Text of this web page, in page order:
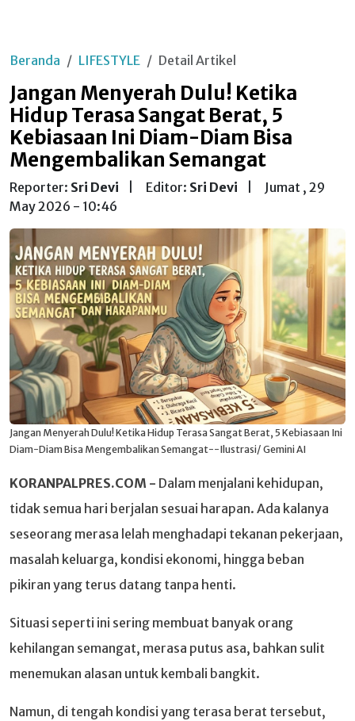
Beranda LIFESTYLE Detail Artikel
Jangan Menyerah Dulu! Ketika
Hidup Terasa Sangat Berat, 5
Kebiasaan Ini Diam-Diam Bisa
Mengembalikan Semangat
Reporter: Sri Devi Editor: Sri Devi
Jumat , 29
May 2026 - 10:46
Jangan Menyerah Dulu! Ketika Hidup Terasa Sangat Berat, 5 Kebiasaan Ini
Diam-Diam Bisa Mengembalikan Semangat--Ilustrasi/ Gemini AI
KORANPALPRES.COM - Dalam menjalani kehidupan,
tidak semua hari berjalan sesuai harapan. Ada kalanya
seseorang merasa lelah menghadapi tekanan pekerjaan,
masalah keluarga, kondisi ekonomi, hingga beban
pikiran yang terus datang tanpa henti.
Situasi seperti ini sering membuat banyak orang
kehilangan semangat, merasa putus asa, bahkan sulit
menemukan alasan untuk kembali bangkit.
Namun, di tengah kondisi yang terasa berat tersebut,